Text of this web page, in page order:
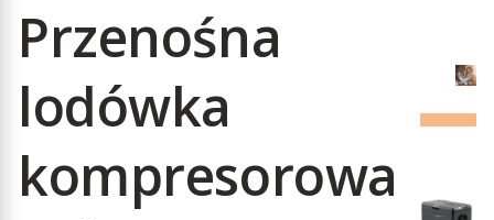
Przenośna
lodówka
kompresorowa